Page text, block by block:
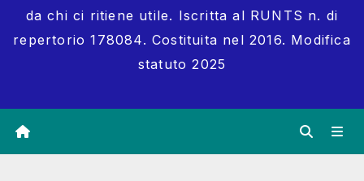
da chi ci ritiene utile. Iscritta al RUNTS n. di
repertorio 178084. Costituita nel 2016. Modifica
statuto 2025